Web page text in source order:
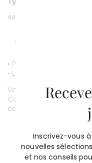
saphir jaune et diamants
• Paiement par CB
• Livraison gratuite.
Vous souhaitez
Contactez-nous au 01
Inscrivez-vous
nouvelles
et nos conseils